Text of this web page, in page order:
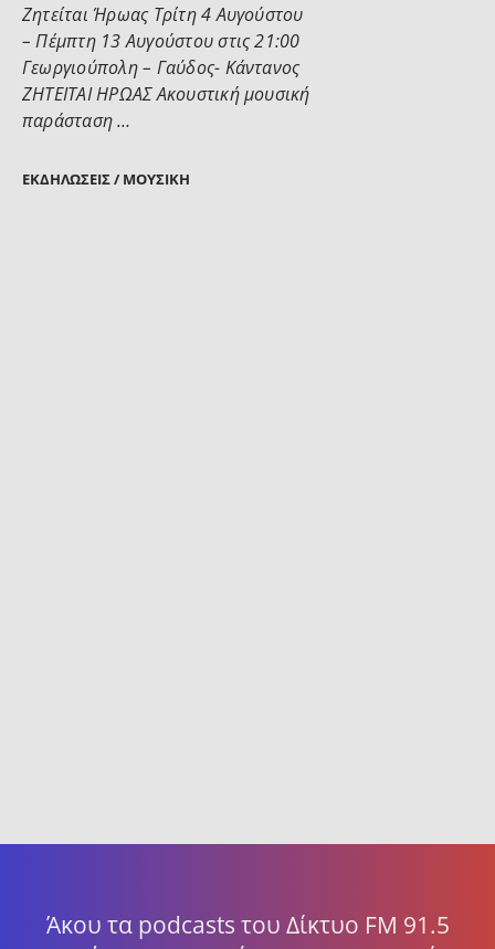
ΕΚΔΗΛΏΣΕΙΣ / ΜΟΥΣΙΚΉ
Ζητείται Ήρωας Τρίτη 4 Αυγούστου
– Πέμπτη 13 Αυγούστου στις 21:00
Γεωργιούπολη – Γαύδος- Κάντανος
ΖΗΤΕΙΤΑΙ ΗΡΩΑΣ Ακουστική μουσική
παράσταση …
Άκου τα podcasts του Δίκτυο FM 91.5